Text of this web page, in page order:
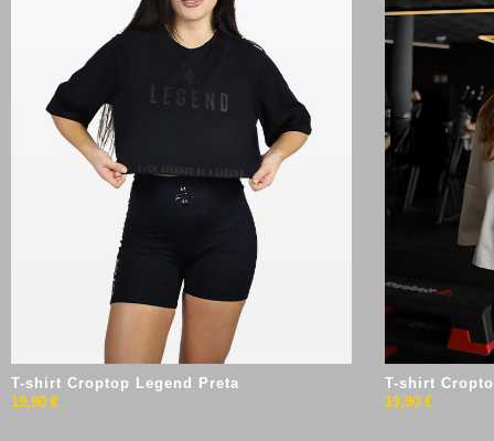
T-shirt Croptop Legend Preta
19,90 €
T-shirt
19,90 €